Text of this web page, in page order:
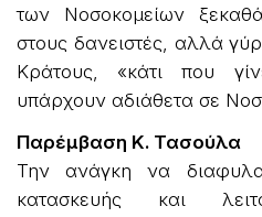
των Νοσοκομείων
στους δανειστές, αλλά
Κράτους, «κάτι που
υπάρχουν αδιάθετα σε
Παρέμβαση Κ. Τασούλα
Την ανάγκη να
κατασκευής και